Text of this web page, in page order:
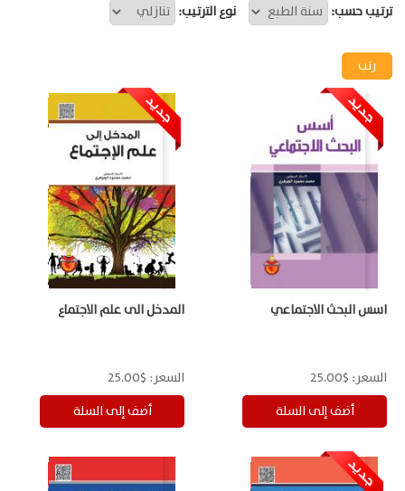
ترتيب حسب: نوع الترتيب:
اسس البحث الاجتماعي
السعر: $25.00
المدخل الى علم الاجتماع
السعر: $25.00